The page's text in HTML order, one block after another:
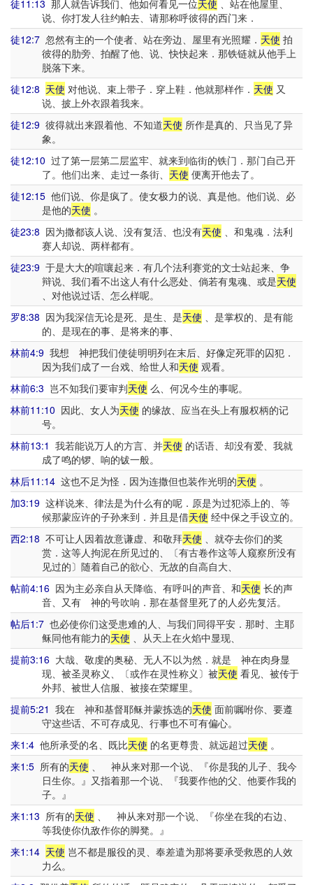
徒11:13 那人就告诉我们、他如何看见一位天使 、站在他屋里、
说、你打发人往约帕去、请那称呼彼得的西门来．
徒12:7 忽然有主的一个使者、站在旁边、屋里有光照耀． 天使 拍
彼得的肋旁、拍醒了他、说、快快起来．那铁链就从他手上
脱落下来。
徒12:8 天使 对他说、束上带子．穿上鞋．他就那样作． 天使 又
说、披上外衣跟着我来。
徒12:9 彼得就出来跟着他、不知道天使 所作是真的、只当见了异
象。
徒12:10 过了第一层第二层监牢、就来到临街的铁门．那门自己开
了。他们出来、走过一条街、 天使 便离开他去了。
徒12:15 他们说、你是疯了。使女极力的说、真是他。他们说、必
是他的天使 。
徒23:8 因为撒都该人说、没有复活、也没有天使 、和鬼魂．法利
赛人却说、两样都有。
徒23:9 于是大大的喧嚷起来．有几个法利赛党的文士站起来、争
辩说、我们看不出这人有什么恶处、倘若有鬼魂、或是天使
、对他说过话、怎么样呢。
罗8:38 因为我深信无论是死、是生、是天使 、是掌权的、是有能
的、是现在的事、是将来的事、
林前4:9 我想 神把我们使徒明明列在末后、好像定死罪的囚犯．
因为我们成了一台戏、给世人和天使 观看。
林前6:3 岂不知我们要审判天使 么、何况今生的事呢。
林前11:10 因此、女人为天使 的缘故、应当在头上有服权柄的记
号。
林前13:1 我若能说万人的方言、并天使 的话语、却没有爱、我就
成了鸣的锣、响的钹一般。
林后11:14 这也不足为怪．因为连撒但也装作光明的天使 。
加3:19 这样说来、律法是为什么有的呢．原是为过犯添上的、等
候那蒙应许的子孙来到．并且是借天使 经中保之手设立的。
西2:18 不可让人因着故意谦虚、和敬拜天使 、就夺去你们的奖
赏．这等人拘泥在所见过的、〔有古卷作这等人窥察所没有
见过的〕随着自己的欲心、无故的自高自大、
帖前4:16 因为主必亲自从天降临、有呼叫的声音、和天使 长的声
音、又有 神的号吹响．那在基督里死了的人必先复活。
帖后1:7 也必使你们这受患难的人、与我们同得平安．那时、主耶
稣同他有能力的天使 、从天上在火焰中显现、
提前3:16 大哉、敬虔的奥秘、无人不以为然．就是 神在肉身显
现、被圣灵称义、〔或作在灵性称义〕被天使 看见、被传于
外邦、被世人信服、被接在荣耀里。
提前5:21 我在 神和基督耶稣并蒙拣选的天使 面前嘱咐你、要遵
守这些话、不可存成见、行事也不可有偏心。
来1:4 他所承受的名、既比天使 的名更尊贵、就远超过天使 。
来1:5 所有的天使 、 神从来对那一个说、『你是我的儿子、我今
日生你。』又指着那一个说、『我要作他的父、他要作我的
子。』
来1:13 所有的天使 、 神从来对那一个说、『你坐在我的右边、
等我使你仇敌作你的脚凳。』
来1:14 天使 岂不都是服役的灵、奉差遣为那将要承受救恩的人效
力么。